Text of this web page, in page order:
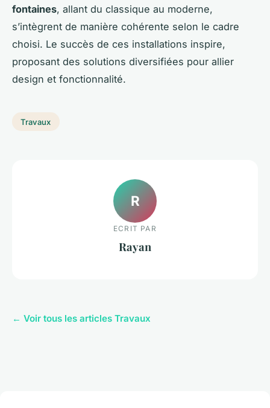
fontaines, allant du classique au moderne,
s’intègrent de manière cohérente selon le cadre
choisi. Le succès de ces installations inspire,
proposant des solutions diversifiées pour allier
design et fonctionnalité.
Travaux
R
ECRIT PAR
Rayan
← Voir tous les articles Travaux